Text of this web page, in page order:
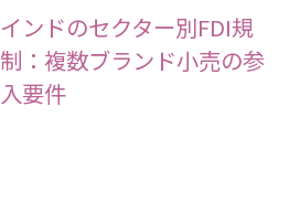
インドのセクター別FDI規
制：複数ブランド小売の参
入要件